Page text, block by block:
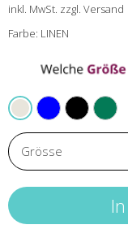
inkl. MwSt. zzgl. Versand
Farbe: LINEN